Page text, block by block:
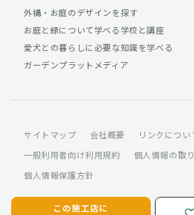
この施工店に
外構・お庭のデザインを探す
お庭と緑について学べる学校と講座
愛犬との暮らしに必要な知識を学べる
ガーデンプラットメディア
サイトマップ 会社概要
リンクについ
一般利用者向け利用規約
個人情報の取
個人情報保護方針